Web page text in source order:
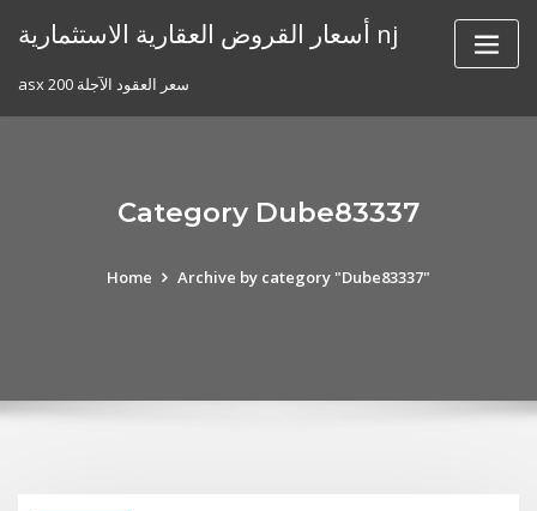
أسعار القروض العقارية الاستثمارية nj
asx 200 سعر العقود الآجلة
Category Dube83337
Home Archive by category "Dube83337"